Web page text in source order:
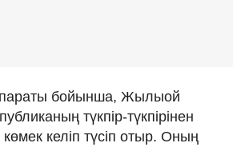
бойынша, Жылыой
түкпір-түкпірінен
келіп түсіп отыр. Оның